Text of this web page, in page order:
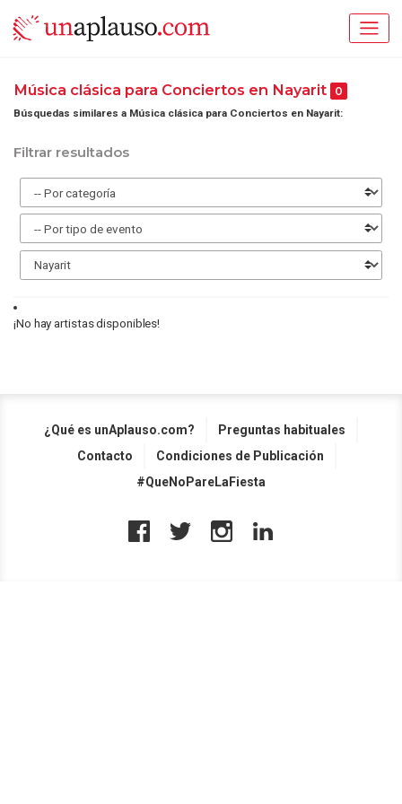
Música clásica para Conciertos en Nayarit 0
Búsquedas similares a Música clásica para Conciertos en Nayarit:
Filtrar resultados
¡No hay artistas disponibles!
¿Qué es unAplauso.com?
Preguntas habituales
Contacto
Condiciones de Publicación
#QueNoPareLaFiesta